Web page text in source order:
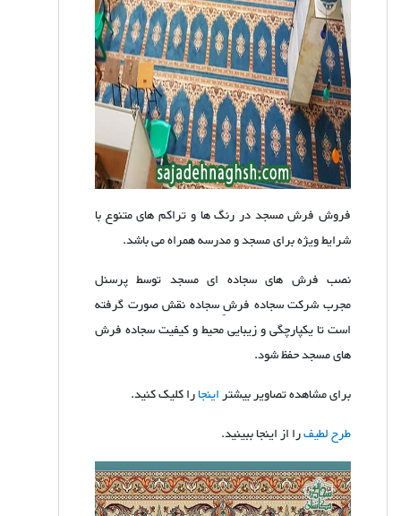
فروش فرش مسجد در رنگ ها و تراکم های متنوع با
شرایط ویژه برای مسجد و مدرسه همراه می باشد.
نصب فرش های سجاده ای مسجد توسط پرسنل
مجرب شرکت سجاده فرشِ سجاده نقش صورت گرفته
است تا یکپارچگی و زیبایی محیط و کیفیت سجاده فرش
های مسجد حفظ شود.
برای مشاهده تصاویر بیشتراینجارا کلیک کنید.
طرح لطیفرا از اینجا ببینید.